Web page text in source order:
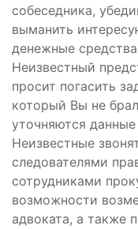
собеседника,
выманить
денежные
Неизвестный
просит погасить
который Вы не
уточняются
Неизвестные
следователями
сотрудниками
возможности
адвоката, а также